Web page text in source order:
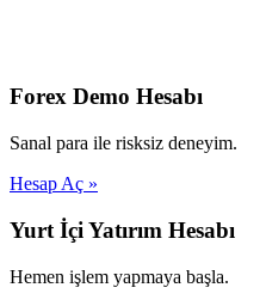
Forex Demo Hesabı
Sanal para ile risksiz deneyim.
Hesap Aç »
Yurt İçi Yatırım Hesabı
Hemen işlem yapmaya başla.